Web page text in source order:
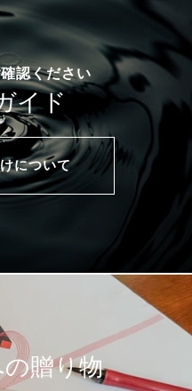
認ください
イド
について
贈り物